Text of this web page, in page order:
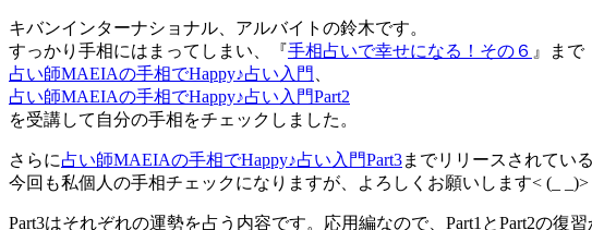
キバンインターナショナル、アルバイトの鈴木です。
すっかり手相にはまってしまい、『手相占いで幸せになる！その６ 』まで
占い師MAEIAの手相でHappy♪占い入門
占い師MAEIAの手相でHappy♪占い入門Part2
を受講して自分の手相をチェックしました。
さらに占い師MAEIAの手相でHappy♪占い入門Part3までリリースされてい
今回も私個人の手相チェックになりますが、よろしくお願いします< (_ _)>
Part3はそれぞれの運勢を占う内容です。応用編なので、Part1とPart2の復習